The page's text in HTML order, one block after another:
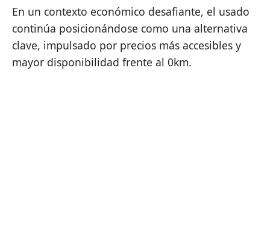
En un contexto económico desafiante, el usado
continúa posicionándose como una alternativa
clave, impulsado por precios más accesibles y
mayor disponibilidad frente al 0km.